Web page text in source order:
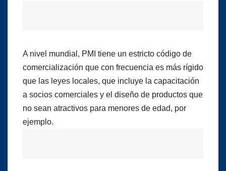
A nivel mundial, PMI tiene un estricto código de
comercialización que con frecuencia es más rígido
que las leyes locales, que incluye la capacitación
a socios comerciales y el diseño de productos que
no sean atractivos para menores de edad, por
ejemplo.